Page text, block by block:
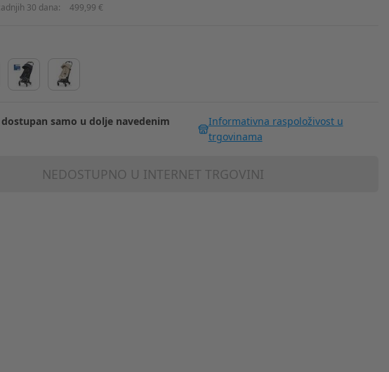
30 dana: 499,99 €
samo u dolje navedenim
Informativna raspoloživost u
trgovinama
NEDOSTUPNO U INTERNET TRGOVINI